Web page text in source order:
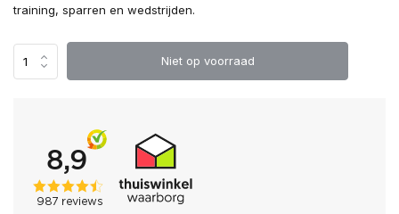
training, sparren en wedstrijden.
Niet op voorraad